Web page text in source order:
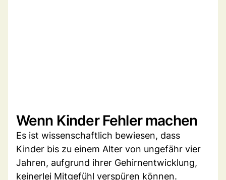
Wenn Kinder Fehler machen
Es ist wissenschaftlich bewiesen, dass
Kinder bis zu einem Alter von ungefähr vier
Jahren, aufgrund ihrer Gehirnentwicklung,
keinerlei Mitgefühl verspüren können.